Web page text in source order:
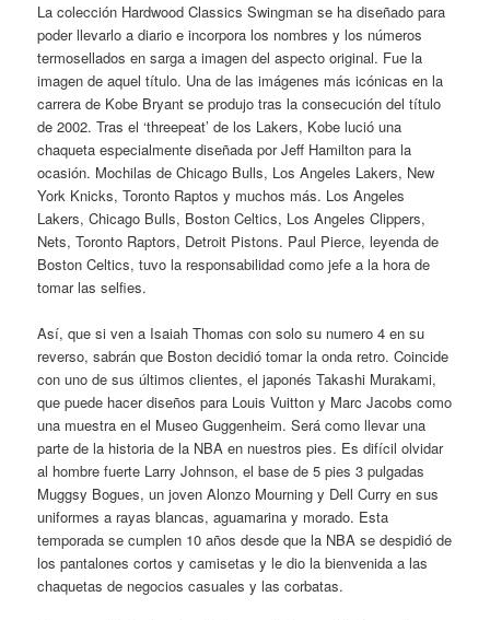
La colección Hardwood Classics Swingman se ha diseñado para
poder llevarlo a diario e incorpora los nombres y los números
termosellados en sarga a imagen del aspecto original. Fue la
imagen de aquel título. Una de las imágenes más icónicas en la
carrera de Kobe Bryant se produjo tras la consecución del título
de 2002. Tras el ‘threepeat’ de los Lakers, Kobe lució una
chaqueta especialmente diseñada por Jeff Hamilton para la
ocasión. Mochilas de Chicago Bulls, Los Angeles Lakers, New
York Knicks, Toronto Raptos y muchos más. Los Angeles
Lakers, Chicago Bulls, Boston Celtics, Los Angeles Clippers,
Nets, Toronto Raptors, Detroit Pistons. Paul Pierce, leyenda de
Boston Celtics, tuvo la responsabilidad como jefe a la hora de
tomar las selfies.
Así, que si ven a Isaiah Thomas con solo su numero 4 en su
reverso, sabrán que Boston decidió tomar la onda retro. Coincide
con uno de sus últimos clientes, el japonés Takashi Murakami,
que puede hacer diseños para Louis Vuitton y Marc Jacobs como
una muestra en el Museo Guggenheim. Será como llevar una
parte de la historia de la NBA en nuestros pies. Es difícil olvidar
al hombre fuerte Larry Johnson, el base de 5 pies 3 pulgadas
Muggsy Bogues, un joven Alonzo Mourning y Dell Curry en sus
uniformes a rayas blancas, aguamarina y morado. Esta
temporada se cumplen 10 años desde que la NBA se despidió de
los pantalones cortos y camisetas y le dio la bienvenida a las
chaquetas de negocios casuales y las corbatas.